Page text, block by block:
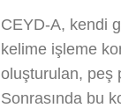
CEYD-A, kendi
kelime işleme
oluşturulan, peş
Sonrasında bu